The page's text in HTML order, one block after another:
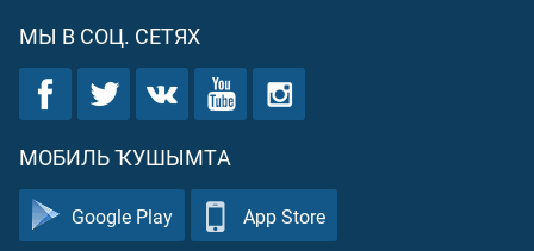
МЫ В СОЦ. СЕТЯХ
МОБИЛЬ ҠУШЫМТА
Google Play App Store